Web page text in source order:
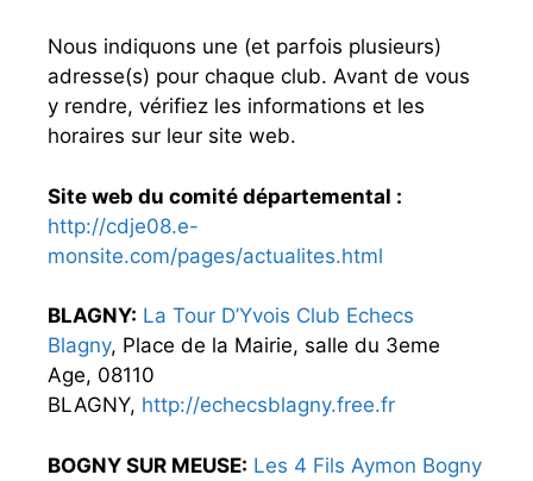
Nous indiquons une (et parfois plusieurs)
adresse(s) pour chaque club. Avant de vous
y rendre, vérifiez les informations et les
horaires sur leur site web.
Site web du comité départemental :
http://cdje08.e-
monsite.com/pages/actualites.html
BLAGNY: La Tour D’Yvois Club Echecs
Blagny, Place de la Mairie, salle du 3eme
Age, 08110
BLAGNY, http://echecsblagny.free.fr
BOGNY SUR MEUSE: Les 4 Fils Aymon Bogny